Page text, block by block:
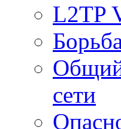
L2TP
Общий
сети